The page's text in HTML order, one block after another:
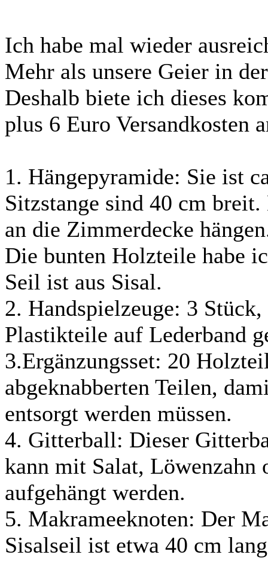
Ich habe mal wieder
Mehr als unsere Geier in
Deshalb biete ich dieses
plus 6 Euro Versandkosten
1. Hängepyramide: Sie ist
Sitzstange sind 40 cm
an die Zimmerdecke
Die bunten Holzteile habe
Seil ist aus Sisal.
2. Handspielzeuge: 3
Plastikteile auf Lederband
3.Ergänzungsset: 20
abgeknabberten Teilen,
entsorgt werden müssen.
4. Gitterball: Dieser
kann mit Salat,
aufgehängt werden.
5. Makrameeknoten: Der
Sisalseil ist etwa 40 cm